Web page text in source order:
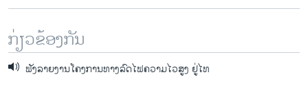
ກ່ຽວຂ້ອງກັນ
ຟັງລາຍງານໂຄງການທາງລົດໄຟຄວາມໄວສູງ ຢູ່ໄທ